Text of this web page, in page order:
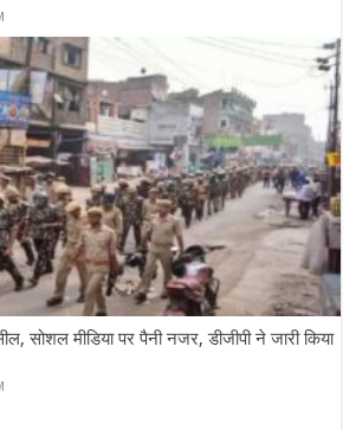
सोशल मीडिया पर पैनी नजर, डीजीपी ने जारी किया